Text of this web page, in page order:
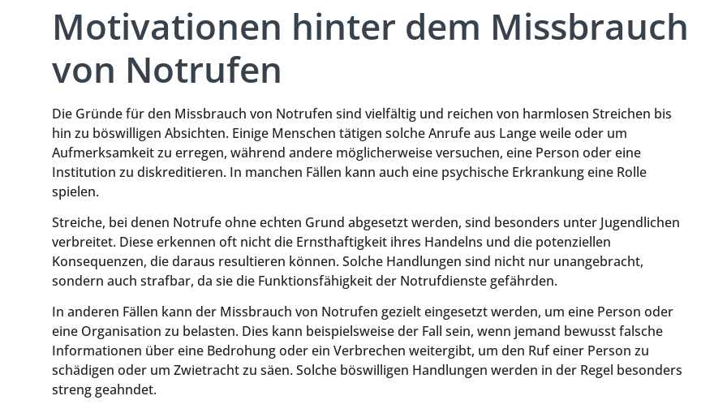
Motivationen hinter dem Missbrauch
von Notrufen
Die Gründe für den Missbrauch von Notrufen sind vielfältig und reichen von harmlosen Streichen bis
hin zu böswilligen Absichten. Einige Menschen tätigen solche Anrufe aus Lange weile oder um
Aufmerksamkeit zu erregen, während andere möglicherweise versuchen, eine Person oder eine
Institution zu diskreditieren. In manchen Fällen kann auch eine psychische Erkrankung eine Rolle
spielen.
Streiche, bei denen Notrufe ohne echten Grund abgesetzt werden, sind besonders unter Jugendlichen
verbreitet. Diese erkennen oft nicht die Ernsthaftigkeit ihres Handelns und die potenziellen
Konsequenzen, die daraus resultieren können. Solche Handlungen sind nicht nur unangebracht,
sondern auch strafbar, da sie die Funktionsfähigkeit der Notrufdienste gefährden.
In anderen Fällen kann der Missbrauch von Notrufen gezielt eingesetzt werden, um eine Person oder
eine Organisation zu belasten. Dies kann beispielsweise der Fall sein, wenn jemand bewusst falsche
Informationen über eine Bedrohung oder ein Verbrechen weitergibt, um den Ruf einer Person zu
schädigen oder um Zwietracht zu säen. Solche böswilligen Handlungen werden in der Regel besonders
streng geahndet.